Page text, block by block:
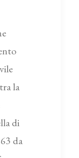
la
di
da